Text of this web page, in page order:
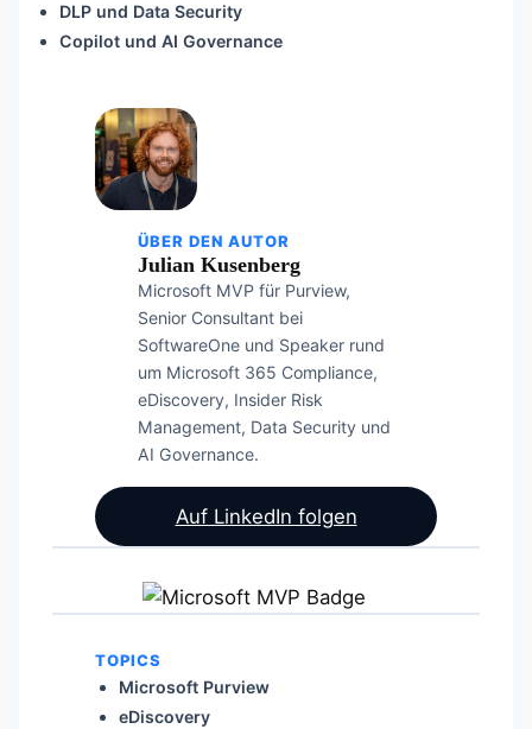
DLP und Data Security
Copilot und AI Governance
ÜBER DEN AUTOR
Julian Kusenberg
Microsoft MVP für Purview,
Senior Consultant bei
SoftwareOne und Speaker rund
um Microsoft 365 Compliance,
eDiscovery, Insider Risk
Management, Data Security und
AI Governance.
Auf LinkedIn folgen
TOPICS
Microsoft Purview
eDiscovery